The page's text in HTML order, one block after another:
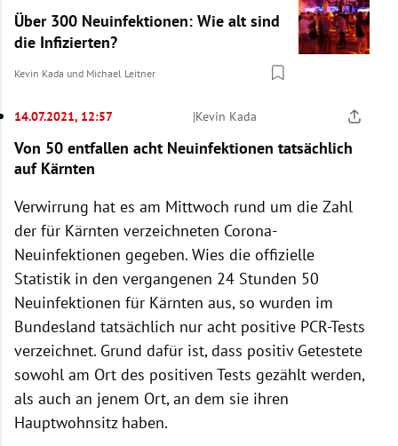
Über 300 Neuinfektionen: Wie alt sind
die Infizierten?
Kevin Kada und Michael Leitner
14.07.2021, 12:57 |Kevin Kada
Von 50 entfallen acht Neuinfektionen tatsächlich
auf Kärnten
Verwirrung hat es am Mittwoch rund um die Zahl
der für Kärnten verzeichneten Corona-
Neuinfektionen gegeben. Wies die offizielle
Statistik in den vergangenen 24 Stunden 50
Neuinfektionen für Kärnten aus, so wurden im
Bundesland tatsächlich nur acht positive PCR-Tests
verzeichnet. Grund dafür ist, dass positiv Getestete
sowohl am Ort des positiven Tests gezählt werden,
als auch an jenem Ort, an dem sie ihren
Hauptwohnsitz haben.